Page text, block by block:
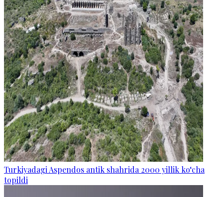
Turkiyadagi Aspendos antik shahrida 2000 yillik ko‘cha
topildi